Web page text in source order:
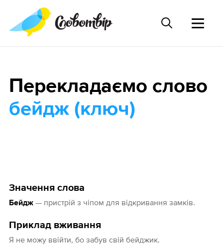
Значення слова
Бейдж— пристрій з чіпом для відкривання замків.
Приклад вживання
Я не можу ввійти, бо забув свій бейджик.
Перекладаємо слово
бейдж (ключ)